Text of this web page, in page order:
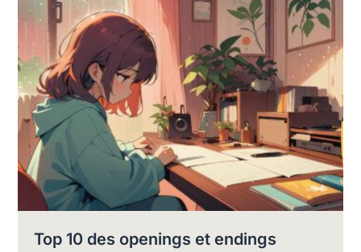
Top 10 des openings et endings